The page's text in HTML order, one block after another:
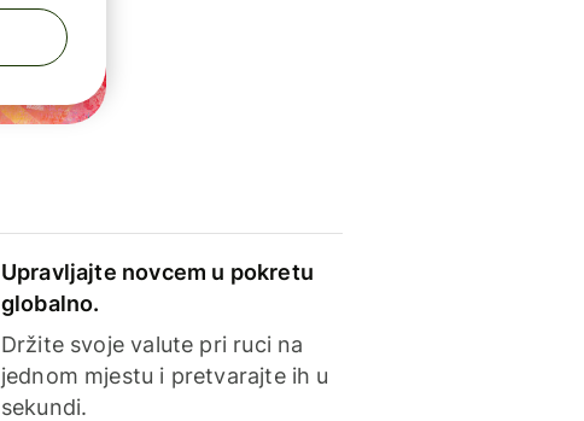
Upravljajte novcem u pokretu
globalno.
Držite svoje valute pri ruci na
jednom mjestu i pretvarajte ih u
sekundi.